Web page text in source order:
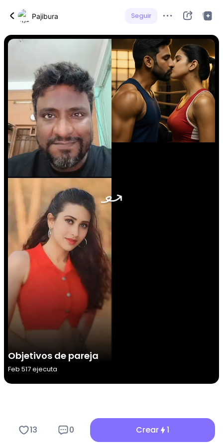
Pajibura Seguir
Objetivos de pareja
Feb 517 ejecuta
13 0 Crear 1